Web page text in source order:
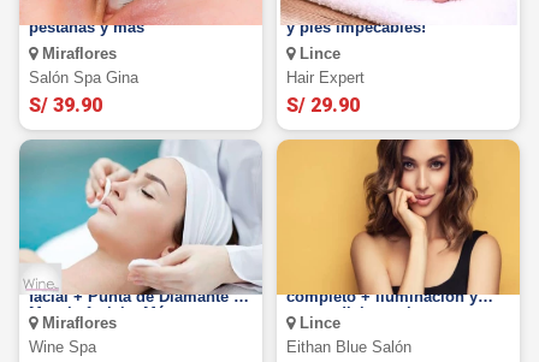
Miraflores: Extensiones de
pestañas y más
Miraflores
Salón Spa Gina
S/ 39.90
Manicure y pedicure. ¡Manos
y pies impecables!
Lince
Hair Expert
S/ 29.90
Limpieza facial : Exfoliación
facial + Punta de Diamante +
Masaje facial y Más
Miraflores
Wine Spa
¡Cambia de look! Tinte
completo + iluminación y
reacondicionamiento.
Lince
Eithan Blue Salón